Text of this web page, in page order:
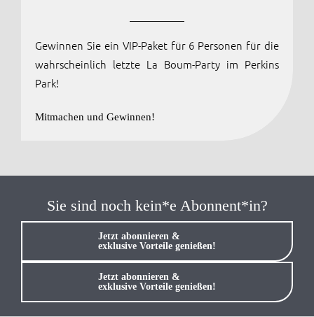
Gewinnen Sie ein VIP-Paket für 6 Personen für die
wahrscheinlich letzte La Boum-Party im Perkins
Park!
Mitmachen und Gewinnen!
Sie sind noch kein*e Abonnent*in?
Jetzt abonnieren &
exklusive Vorteile genießen!
Jetzt abonnieren &
exklusive Vorteile genießen!